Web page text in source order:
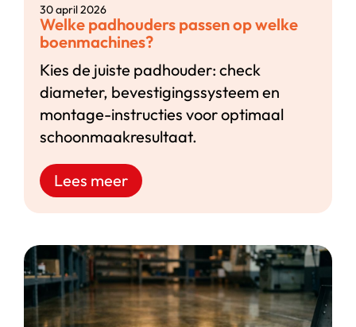
30 april 2026
Welke padhouders passen op welke
boenmachines?
Kies de juiste padhouder: check
diameter, bevestigingssysteem en
montage-instructies voor optimaal
schoonmaakresultaat.
Lees meer